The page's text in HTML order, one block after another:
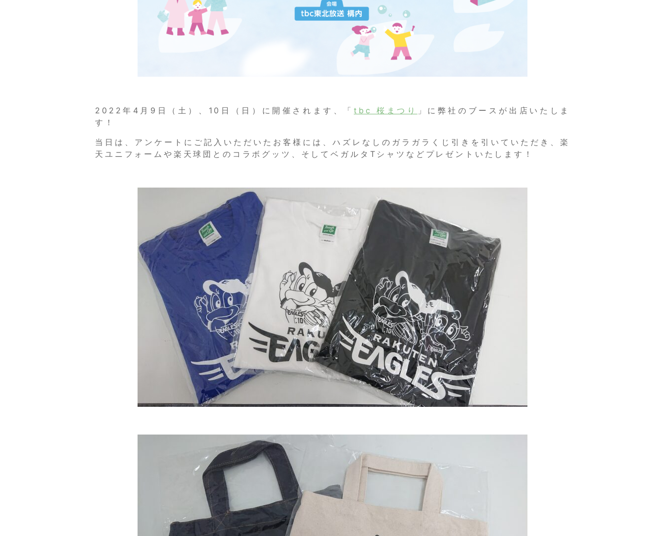
2022年4月9日（土）、10日（日）に開催されます、「tbc 桜まつり
」に弊社のブースが出店いたしま
す！
当日は、アンケートにご記入いただいたお客様には、ハズレなしのガラガラくじ引きを引いていただき、楽
天ユニフォームや楽天球団とのコラボグッツ、そしてベガルタTシャツなどプレゼントいたします！